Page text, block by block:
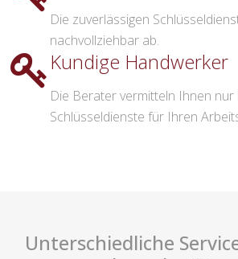
Die zuverlässigen
nachvollziehbar ab.
Kundige Handwerker
Die Berater vermitteln Ihnen nur
Schlüsseldienste für Ihren
Unterschiedliche